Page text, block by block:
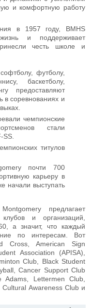
и комфортную работу
в 1957 году, BMHS
и поддерживает
честь школе и
футболу,
баскетболу,
предоставляют
в соревнованиях и
чемпионские
стали
титулов
почти 700
карьеру в
начали выступать
предлагает
и организаций,
а значит, что каждый
по интересам. Вот
Cross, American Sign
Association (APISA),
Club, Black Student
Cancer Support Club
Lettermen Club,
Awareness Club и